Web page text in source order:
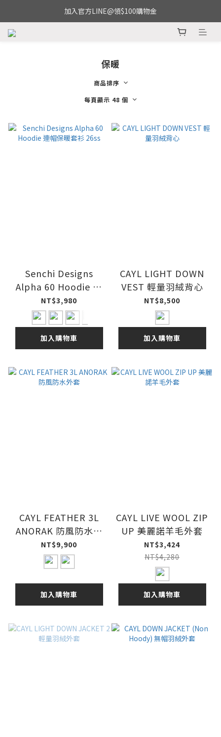
加入官方LINE@領$100購物金
保暖
商品排序
每頁顯示 48 個
Senchi Designs
Alpha 60 Hoodie 連
帽保暖套衫 26ss
NT$3,980
加入購物車
CAYL LIGHT DOWN
VEST 輕量羽絨背心
NT$8,500
加入購物車
CAYL FEATHER 3L
ANORAK 防風防水外
套
NT$9,900
加入購物車
CAYL LIVE WOOL ZIP
UP 美麗諾羊毛外套
NT$3,424
NT$4,280
加入購物車